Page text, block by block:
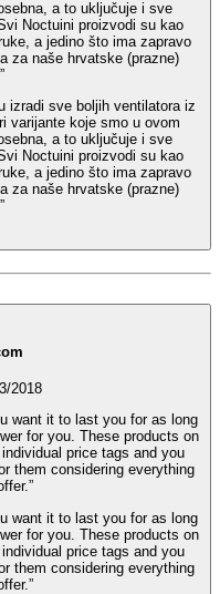
a to uključuje i sve
Noctuini proizvodi su kao
a jedino što ima zapravo
za naše hrvatske (prazne)
izradi sve boljih ventilatora iz
varijante koje smo u ovom
a to uključuje i sve
Noctuini proizvodi su kao
a jedino što ima zapravo
za naše hrvatske (prazne)
2018
want it to last you for as long
for you. These products on
price tags and you
them considering everything
want it to last you for as long
for you. These products on
price tags and you
them considering everything